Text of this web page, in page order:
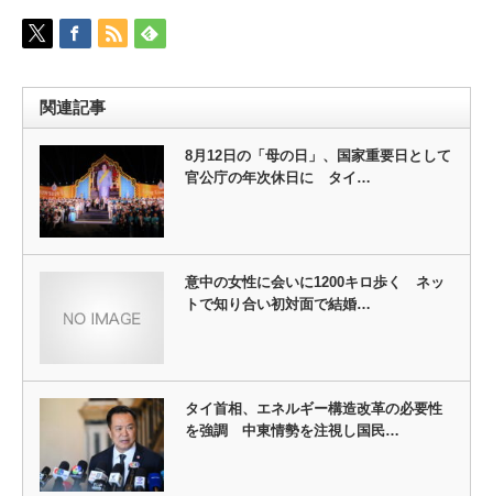
関連記事
8月12日の「母の日」、国家重要日として
官公庁の年次休日に タイ…
意中の女性に会いに1200キロ歩く ネッ
トで知り合い初対面で結婚…
タイ首相、エネルギー構造改革の必要性
を強調 中東情勢を注視し国民…